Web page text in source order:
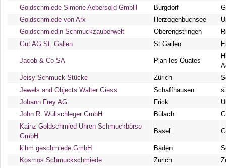
Goldschmiede Simone Aebersold GmbH
Burgdorf
Goldschmiede von Arx
Herzogenbuchsee
Goldschmiedin Schmuckzauberwelt
Oberengstringen
Gut AG St. Gallen
St.Gallen
Jacob & Co SA Plan-les-Ouates
Jeisy Schmuck Stücke
Zürich
Jewels and Objects Walter Giess
Schaffhausen
Johann Frey AG
Frick
John R. Wullschleger GmbH
Bülach
Kainz Goldschmied Uhren Schmuckbörse
GmbH
Basel
kihm geschmiede GmbH Baden
Kosmos Schmuckschmiede
Zürich